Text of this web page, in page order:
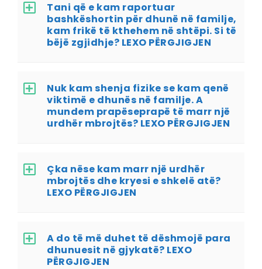
Tani që e kam raportuar
bashkëshortin për dhunë në familje,
kam frikë të kthehem në shtëpi. Si të
bëjë zgjidhje? LEXO PËRGJIGJEN
Nuk kam shenja fizike se kam qenë
viktimë e dhunës në familje. A
mundem prapëseprapë të marr një
urdhër mbrojtës? LEXO PËRGJIGJEN
Çka nëse kam marr një urdhër
mbrojtës dhe kryesi e shkelë atë?
LEXO PËRGJIGJEN
A do të më duhet të dëshmojë para
dhunuesit në gjykatë? LEXO
PËRGJIGJEN